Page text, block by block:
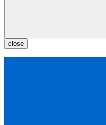
close